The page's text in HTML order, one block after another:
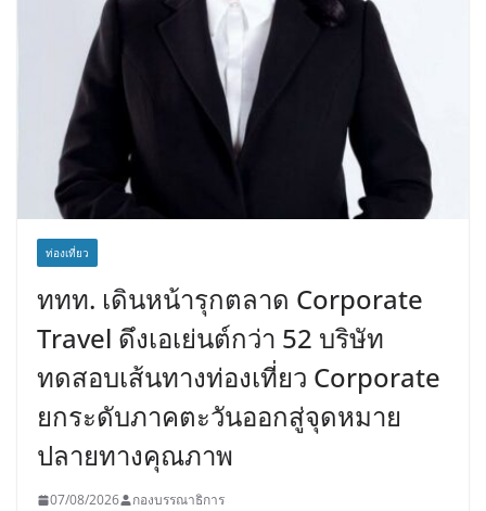
ท่องเที่ยว
ททท. เดินหน้ารุกตลาด Corporate
Travel ดึงเอเย่นต์กว่า 52 บริษัท
ทดสอบเส้นทางท่องเที่ยว Corporate
ยกระดับภาคตะวันออกสู่จุดหมาย
ปลายทางคุณภาพ
07/08/2026 กองบรรณาธิการ